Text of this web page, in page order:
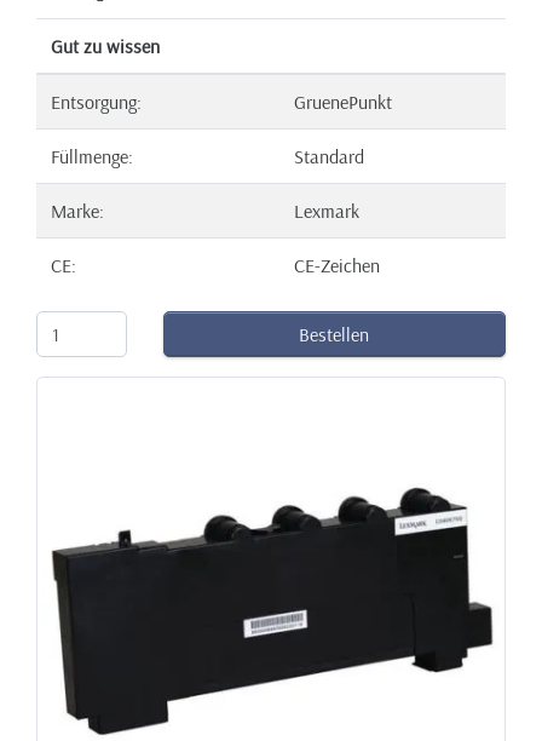
Gut zu wissen
Entsorgung: GruenePunkt
Füllmenge: Standard
Marke: Lexmark
CE: CE-Zeichen
Bestellen